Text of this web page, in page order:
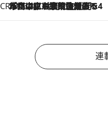
CREA'S CHOICE
2026.8.7
「立川にも歌舞伎があるんだよ」 片岡仁左衛門・市川中車ら豪華座組みで4年目の立川立飛歌舞伎へ
連